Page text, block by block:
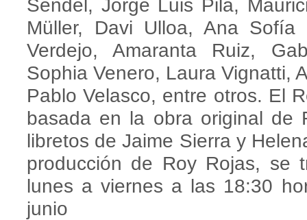
Sendel, Jorge Luis Pila,
Müller, Davi Ulloa, Ana
Verdejo, Amaranta Ruiz,
Sophia Venero, Laura Vignatti,
Pablo Velasco, entre otros. El
basada en la obra original de
libretos de Jaime Sierra y
producción de Roy Rojas, se
lunes a viernes a las 18:30
junio